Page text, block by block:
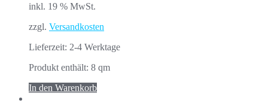
inkl. 19 % MwSt.
zzgl. Versandkosten
Lieferzeit: 2-4 Werktage
Produkt enthält: 8 qm
In den Warenkorb